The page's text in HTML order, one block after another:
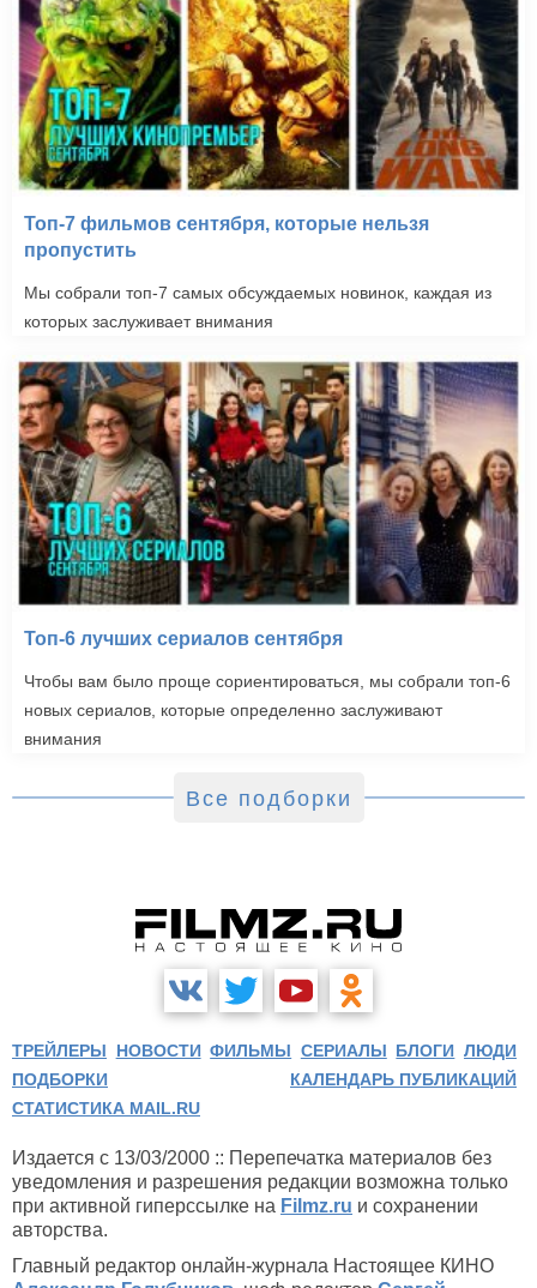
Топ-7 фильмов сентября, которые нельзя
пропустить
Мы собрали топ-7 самых обсуждаемых новинок, каждая из
которых заслуживает внимания
Топ-6 лучших сериалов сентября
Чтобы вам было проще сориентироваться, мы собрали топ-6
новых сериалов, которые определенно заслуживают
внимания
Все подборки
ТРЕЙЛЕРЫ НОВОСТИ ФИЛЬМЫ СЕРИАЛЫ БЛОГИ ЛЮДИ
ПОДБОРКИ
КАЛЕНДАРЬ ПУБЛИКАЦИЙ
СТАТИСТИКА MAIL.RU
Издается с 13/03/2000 :: Перепечатка материалов без
уведомления и разрешения редакции возможна только
при активной гиперссылке на Filmz.ru и сохранении
авторства.
Главный редактор онлайн-журнала Настоящее КИНО